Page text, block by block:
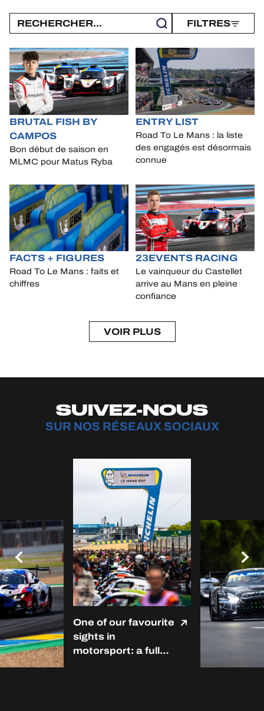
FILTRES
BRUTAL FISH BY
CAMPOS
Bon début de saison en
MLMC pour Matus Ryba
ENTRY LIST
Road To Le Mans : la liste
des engagés est désormais
connue
FACTS + FIGURES
Road To Le Mans : faits et
chiffres
23EVENTS RACING
Le vainqueur du Castellet
arrive au Mans en pleine
confiance
VOIR PLUS
SUIVEZ-NOUS
SUR NOS RÉSEAUX SOCIAUX
One of our favourite
sights in
motorsport: a full